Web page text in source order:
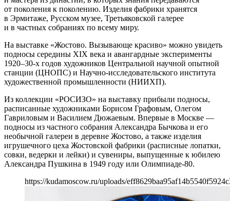
от поколения к поколению. Изделия фабрики хранятся
в Эрмитаже, Русском музее, Третьяковской галерее
и в частных собраниях по всему миру.
На выставке «Жостово. Вызывающе красиво» можно увидеть
подносы середины XIX века и авангардные эксперименты
1920–30-х годов художников Центральной научной опытной
станции (ЦНОПС) и Научно-исследовательского института
художественной промышленности (НИИХП).
Из коллекции «РОСИЗО» на выставку прибыли подносы,
расписанные художниками Борисом Графовым, Олегом
Гавриловым и Василием Дюжаевым. Впервые в Москве —
подносы из частного собрания Александра Бычкова и его
необычной галереи в деревне Жостово, а также изделия
игрушечного цеха Жостовской фабрики (расписные лопатки,
совки, ведерки и лейки) и сувениры, выпущенные к юбилею
Александра Пушкина в 1949 году или Олимпиаде-80.
https://kudamoscow.ru/uploads/